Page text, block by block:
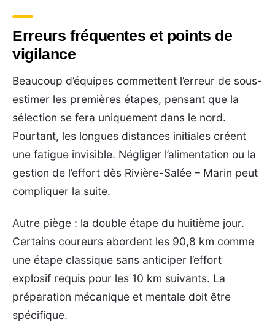
Erreurs fréquentes et points de
vigilance
Beaucoup d’équipes commettent l’erreur de sous-
estimer les premières étapes, pensant que la
sélection se fera uniquement dans le nord.
Pourtant, les longues distances initiales créent
une fatigue invisible. Négliger l’alimentation ou la
gestion de l’effort dès Rivière-Salée – Marin peut
compliquer la suite.
Autre piège : la double étape du huitième jour.
Certains coureurs abordent les 90,8 km comme
une étape classique sans anticiper l’effort
explosif requis pour les 10 km suivants. La
préparation mécanique et mentale doit être
spécifique.